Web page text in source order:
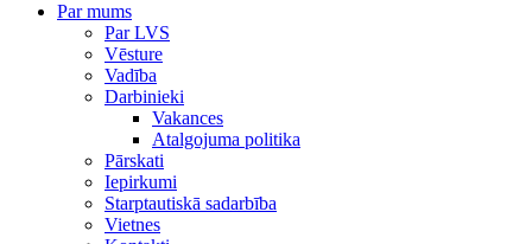
Par mums
Par LVS
Vēsture
Vadība
Darbinieki
Vakances
Atalgojuma politika
Pārskati
Iepirkumi
Starptautiskā sadarbība
Vietnes